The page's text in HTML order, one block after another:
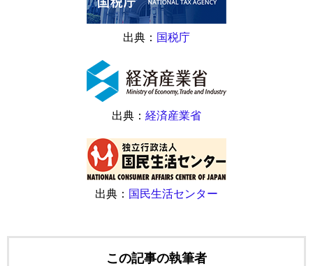
出典： 国税庁
出典： 経済産業省
出典： 国民生活センター
この記事の執筆者